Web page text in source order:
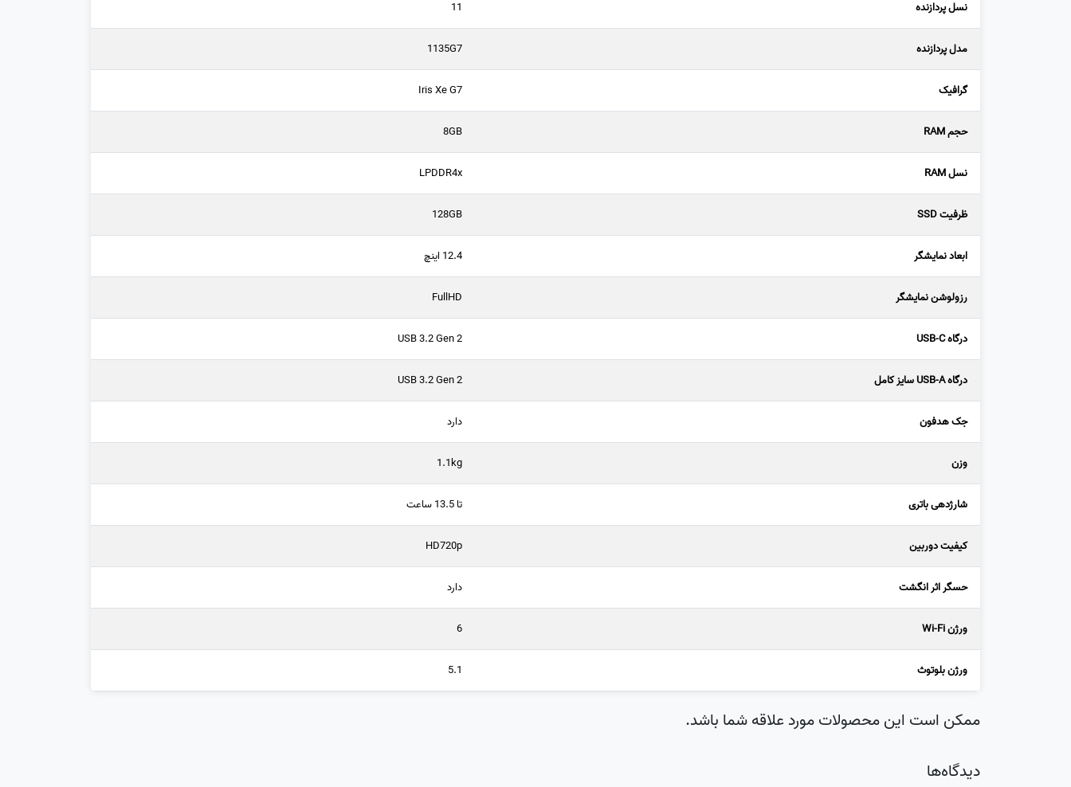
نسل پردازنده 11
مدل پردازنده 1135G7
گرافیک Iris Xe G7
حجم RAM 8GB
نسل RAM LPDDR4x
ظرفیت SSD 128GB
ابعاد نمایشگر 12.4 اینچ
رزولوشن نمایشگر FullHD
درگاه USB-C USB 3.2 Gen 2
درگاه USB-A سایز کامل USB 3.2 Gen 2
جک هدفون دارد
وزن 1.1kg
شارژدهی باتری تا 13.5 ساعت
کیفیت دوربین HD720p
حسگر اثر انگشت دارد
ورژن Wi-Fi 6
ورژن بلوتوث 5.1
ممکن است این محصولات مورد علاقه شما باشد.
دیدگاه‌ها